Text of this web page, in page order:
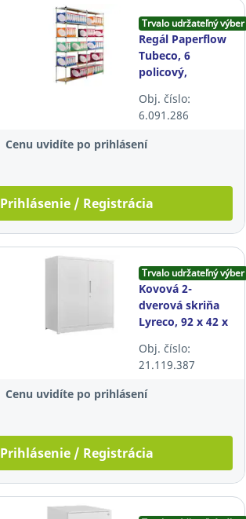
Trvalo udržateľný výber
Regál Paperflow
Tubeco, 6
policový,
hĺbka 350 mm,
nosnosť 80kg
Obj. číslo:
6.091.286
Cenu uvidíte po prihlásení
Prihlásenie / Registrácia
Trvalo udržateľný výber
Kovová 2-
dverová skriňa
Lyreco, 92 x 42 x
Obj. číslo:
21.119.387
Cenu uvidíte po prihlásení
Prihlásenie / Registrácia